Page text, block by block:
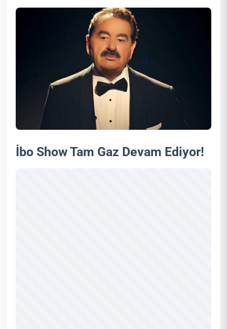
İbo Show Tam Gaz Devam Ediyor!